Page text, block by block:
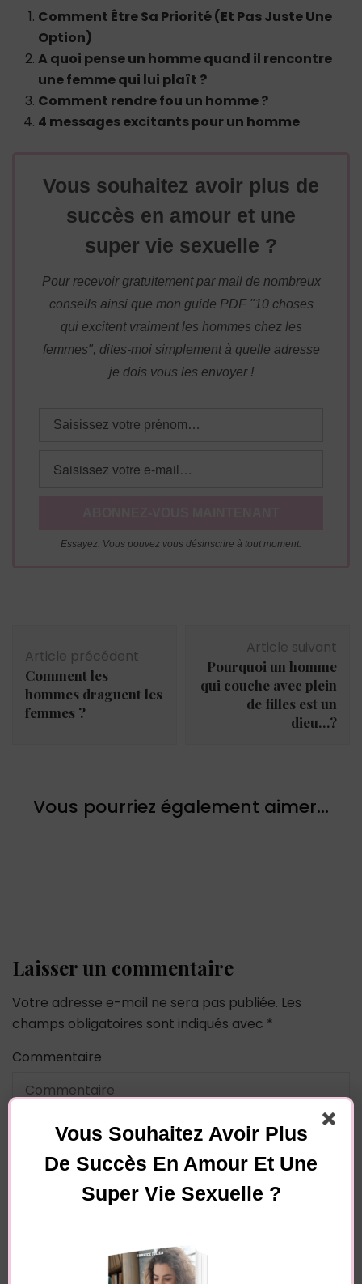
Comment Être Sa Priorité (Et Pas Juste Une
Option)
A quoi pense un homme quand il rencontre
une femme qui lui plaît ?
Comment rendre fou un homme ?
4 messages excitants pour un homme
Vous souhaitez avoir plus de
succès en amour et une
super vie sexuelle ?
Pour recevoir gratuitement par mail de nombreux
conseils ainsi que mon guide PDF "10 choses
qui excitent vraiment les hommes chez les
femmes", dites-moi simplement à quelle adresse
je dois vous les envoyer !
Essayez. Vous pouvez vous désinscrire à tout moment.
d'article
Article précédent
Comment les
hommes draguent les
femmes ?
Article suivant
Pourquoi un homme
qui couche avec plein
de filles est un
dieu…?
Vous pourriez également aimer...
Laisser un commentaire
Votre adresse e-mail ne sera pas publiée. Les
champs obligatoires sont indiqués avec *
Commentaire
Vous Souhaitez Avoir Plus
De Succès En Amour Et Une
Super Vie Sexuelle ?